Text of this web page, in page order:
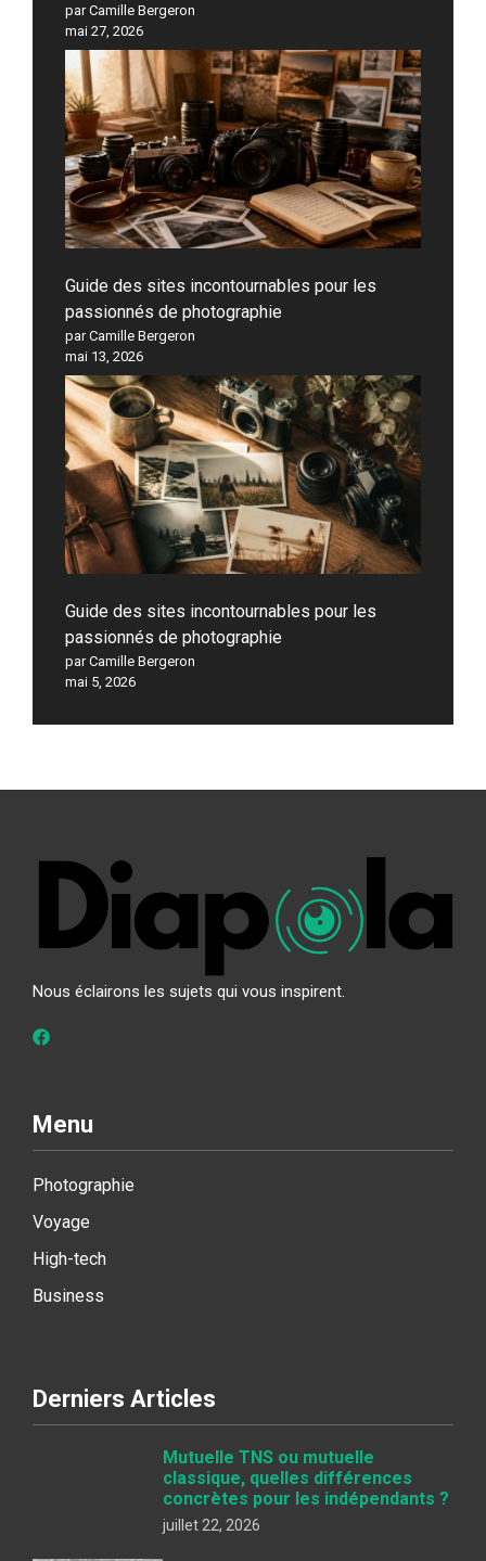
par Camille Bergeron
mai 27, 2026
Guide des sites incontournables pour les
passionnés de photographie
par Camille Bergeron
mai 13, 2026
Guide des sites incontournables pour les
passionnés de photographie
par Camille Bergeron
mai 5, 2026
Nous éclairons les sujets qui vous inspirent.
Menu
Photographie
Voyage
High-tech
Business
Derniers Articles
Mutuelle TNS ou mutuelle
classique, quelles différences
concrètes pour les indépendants ?
juillet 22, 2026